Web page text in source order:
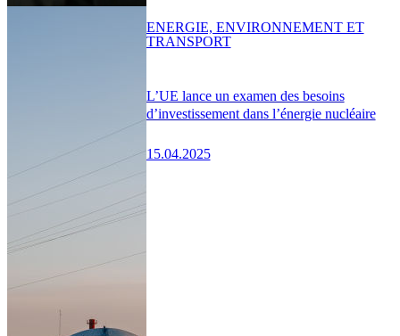
L’UE lance un examen des besoins
d’investissement dans l’énergie nucléaire
15.04.2025
ENERGIE, ENVIRONNEMENT ET
TRANSPORT